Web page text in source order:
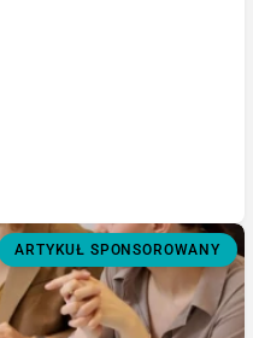
ARTYKUŁ SPONSOROWANY